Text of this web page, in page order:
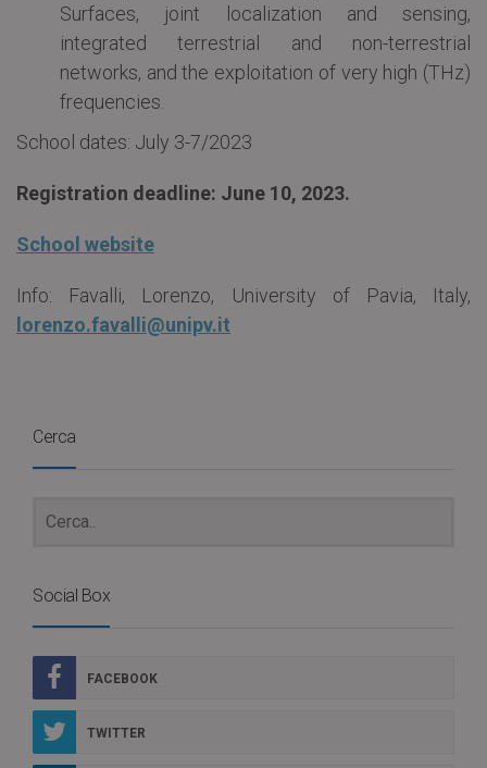
Surfaces, joint localization and sensing,
integrated terrestrial and non-terrestrial
networks, and the exploitation of very high (THz)
frequencies.
School dates: July 3-7/2023
Registration deadline: June 10, 2023.
School website
Info: Favalli, Lorenzo, University of Pavia, Italy,
lorenzo.favalli@unipv.it
Cerca
Social Box
FACEBOOK
TWITTER